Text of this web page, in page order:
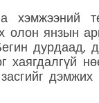
олон янзын
дурдаад,
хаягдалгүй